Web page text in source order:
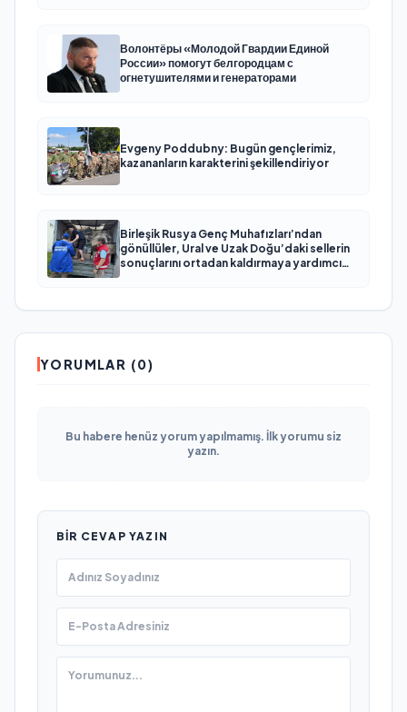
Волонтёры «Молодой Гвардии Единой
России» помогут белгородцам с
огнетушителями и генераторами
Evgeny Poddubny: Bugün gençlerimiz,
kazananların karakterini şekillendiriyor
Birleşik Rusya Genç Muhafızları’ndan
gönüllüler, Ural ve Uzak Doğu’daki sellerin
sonuçlarını ortadan kaldırmaya yardımcı
YORUMLAR (0)
Bu habere henüz yorum yapılmamış. İlk yorumu siz
yazın.
BIR CEVAP YAZIN